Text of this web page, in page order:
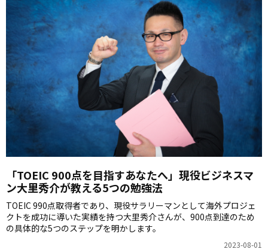
「TOEIC 900点を目指すあなたへ」現役ビジネスマ
ン大里秀介が教える5つの勉強法
TOEIC 990点取得者であり、現役サラリーマンとして海外プロジェ
クトを成功に導いた実績を持つ大里秀介さんが、900点到達のため
の具体的な5つのステップを明かします。
2023-08-01